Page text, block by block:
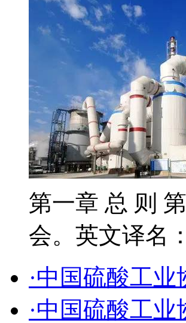
第一章 总 则
会。英文译名
·中国硫酸工
·中国硫酸工